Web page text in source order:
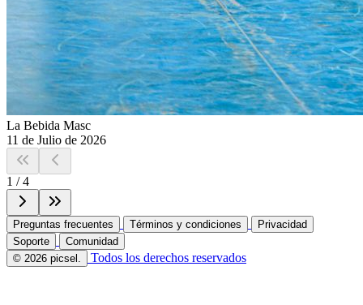
La Bebida Masc
11 de Julio de 2026
1 /4
Preguntas frecuentes Términos y condiciones
Privacidad
Soporte
Comunidad
© 2026 picsel.
Todos los derechos reservados